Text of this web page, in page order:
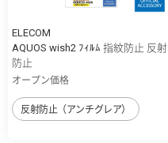
ELECOM
AQUOS wish2 ﾌｨﾙﾑ 指紋防止 反射
防止
オープン価格
反射防止（アンチグレア）